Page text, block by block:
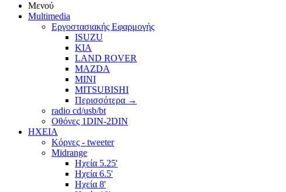
Μενού
Multimedia
Εργοστασιακής Εφαρμογής
ISUZU
KIA
LAND ROVER
MAZDA
MINI
MITSUBISHI
Περισσότερα →
radio cd/usb/bt
Οθόνες 1DIN-2DIN
ΗΧΕΙΑ
Κόρνες - tweeter
Midrange
Ηχεία 5.25'
Ηχεία 6.5'
Ηχεία 8'